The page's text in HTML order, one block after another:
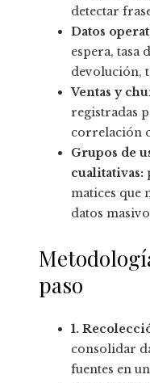
detectar
Datos
espera, tasa
devolución,
Ventas y
registradas
correlación
Grupos de
cualitativas:
matices que
datos
paso
1.
consolidar
fuentes en